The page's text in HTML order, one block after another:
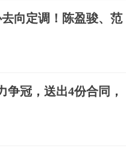
向定调！陈盈骏、范
争冠，送出4份合同，